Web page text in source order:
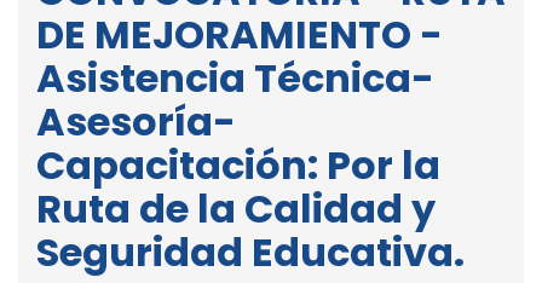
DE MEJORAMIENTO -
Asistencia Técnica-
Asesoría-
Capacitación: Por la
Ruta de la Calidad y
Seguridad Educativa.